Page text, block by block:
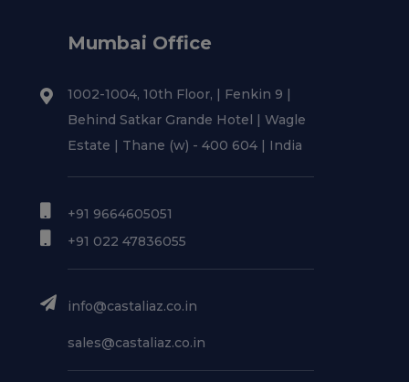
Mumbai Office
1002-1004, 10th Floor, | Fenkin 9 |
Behind Satkar Grande Hotel | Wagle
Estate | Thane (w) - 400 604 | India
+91 9664605051
+91 022 47836055
info@castaliaz.co.in
sales@castaliaz.co.in